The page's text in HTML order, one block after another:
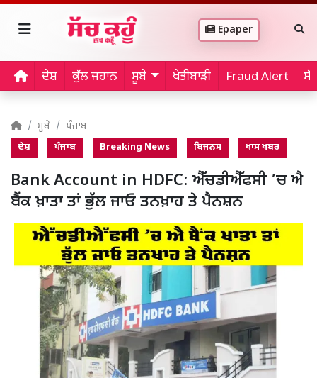
Epaper
ਦੇਸ਼ ਕੁੱਲ ਜਹਾਨ ਸੂਬੇ ਖੇਤੀਬਾੜੀ Fraud Alert
ਸੂਬੇ ਪੰਜਾਬ
ਦੇਸ਼ ਪੰਜਾਬ Breaking News ਬਿਜਨਸ ਖਾਸ ਖਬਰ
Bank Account in HDFC: ਐੱਚਡੀਐੱਫਸੀ ’ਚ ਐ
ਬੈਂਕ ਖ਼ਾਤਾ ਤਾਂ ਭੁੱਲ ਜਾਓ ਤਨਖ਼ਾਹ ਤੇ ਪੈਨਸ਼ਨ